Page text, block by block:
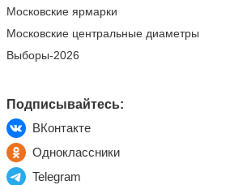
Московские ярмарки
Московские центральные диаметры
Выборы-2026
Подписывайтесь:
ВКонтакте
Одноклассники
Telegram